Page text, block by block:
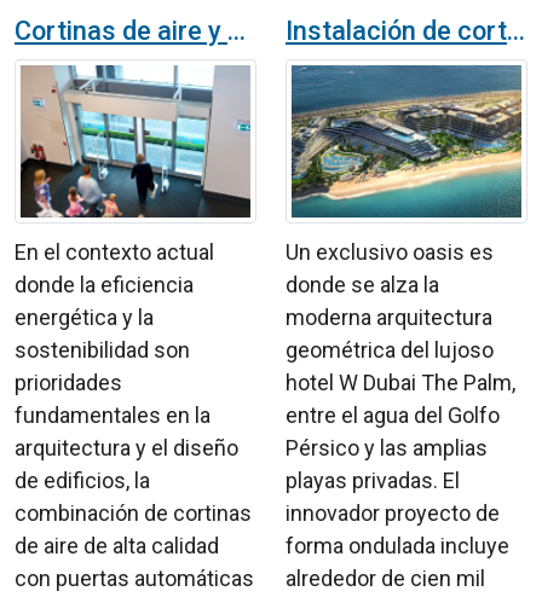
Cortinas de aire y puertas automáticas: Integración inteligente para la eficiencia y accesibilidad en edificios
En el contexto actual
donde la eficiencia
energética y la
sostenibilidad son
prioridades
fundamentales en la
arquitectura y el diseño
de edificios, la
combinación de cortinas
de aire de alta calidad
con puertas automáticas
Instalación de cortinas de aire Airtècnics en el magnífico hotel W Dubai The Palm
Un exclusivo oasis es
donde se alza la
moderna arquitectura
geométrica del lujoso
hotel W Dubai The Palm,
entre el agua del Golfo
Pérsico y las amplias
playas privadas. El
innovador proyecto de
forma ondulada incluye
alrededor de cien mil